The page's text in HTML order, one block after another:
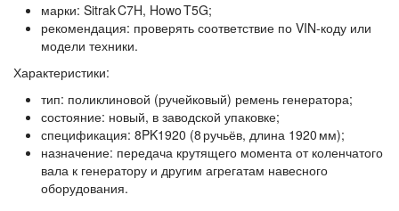
марки: Sitrak C7H, Howo T5G;
рекомендация: проверять соответствие по VIN‑коду или
модели техники.
Характеристики:
тип: поликлиновой (ручейковый) ремень генератора;
состояние: новый, в заводской упаковке;
спецификация: 8PK1920 (8 ручьёв, длина 1920 мм);
назначение: передача крутящего момента от коленчатого
вала к генератору и другим агрегатам навесного
оборудования.